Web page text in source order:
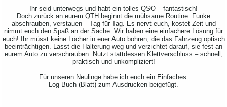
Ihr seid unterwegs und habt ein tolles QSO – fantastisch!
Doch zurück an eurem QTH beginnt die mühsame Routine: Funke
abschrauben, verstauen – Tag für Tag. Es nervt euch, kostet Zeit und
nimmt euch den Spaß an der Sache. Wir haben eine einfachere Lösung für
euch! Ihr müsst keine Löcher in euer Auto bohren, die das Fahrzeug optisch
beeinträchtigen. Lasst die Halterung weg und verzichtet darauf, sie fest an
eurem Auto zu verschrauben. Nutzt stattdessen Klettverschluss – schnell,
praktisch und unkompliziert!
Für unseren Neulinge habe ich euch ein Einfaches
Log Buch (Blatt) zum Ausdrucken beigefügt.